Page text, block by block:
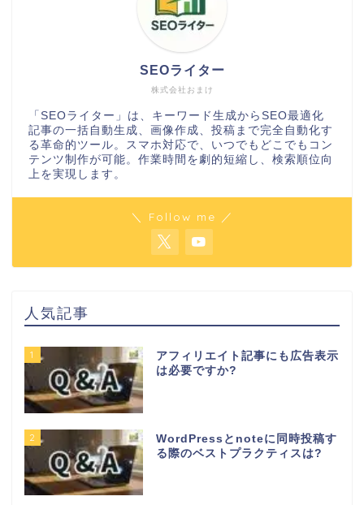
株式会社おまけ
SEOライター
「SEOライター」は、キーワード生成からSEO最適化
記事の一括自動生成、画像作成、投稿まで完全自動化す
る革命的ツール。スマホ対応で、いつでもどこでもコン
テンツ制作が可能。作業時間を劇的短縮し、検索順位向
上を実現します。
＼ Follow me ／
人気記事
1
アフィリエイト記事にも広告表示
は必要ですか?
2
WordPressとnoteに同時投稿す
る際のベストプラクティスは?